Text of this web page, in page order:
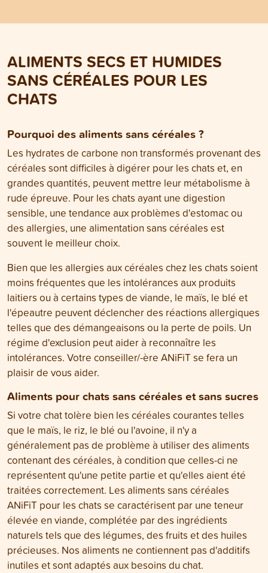
quand faut-il consulter un vétérinaire
d’écoulements
chat devrait être
vétérinaire.
ALIMENTS SECS ET HUMIDES
SANS CÉRÉALES POUR LES
CHATS
Pourquoi des aliments sans céréales ?
Les hydrates de carbone non transformés provenant des
céréales sont difficiles à digérer pour les chats et, en
grandes quantités, peuvent mettre leur métabolisme à
rude épreuve. Pour les chats ayant une digestion
sensible, une tendance aux problèmes d'estomac ou
des allergies, une alimentation sans céréales est
souvent le meilleur choix.
Bien que les allergies aux céréales chez les chats soient
moins fréquentes que les intolérances aux produits
laitiers ou à certains types de viande, le maïs, le blé et
l'épeautre peuvent déclencher des réactions allergiques
telles que des démangeaisons ou la perte de poils. Un
régime d'exclusion peut aider à reconnaître les
intolérances. Votre conseiller/-ère ANiFiT se fera un
plaisir de vous aider.
Aliments pour chats sans céréales et sans sucres
Si votre chat tolère bien les céréales courantes telles
que le maïs, le riz, le blé ou l'avoine, il n'y a
généralement pas de problème à utiliser des aliments
contenant des céréales, à condition que celles-ci ne
représentent qu'une petite partie et qu'elles aient été
traitées correctement. Les aliments sans céréales
ANiFiT pour les chats se caractérisent par une teneur
élevée en viande, complétée par des ingrédients
naturels tels que des légumes, des fruits et des huiles
précieuses. Nos aliments ne contiennent pas d'additifs
inutiles et sont adaptés aux besoins du chat.